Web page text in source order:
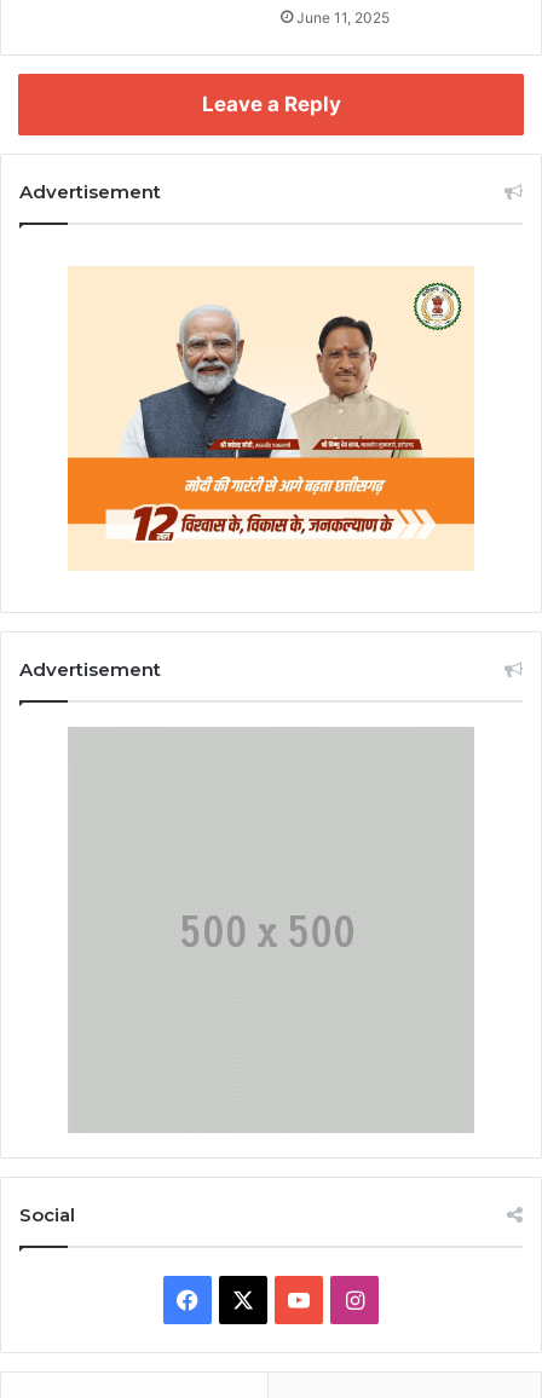
June 11, 2025
Leave a Reply
Advertisement
Advertisement
Social
Facebook YouTubeInstagram